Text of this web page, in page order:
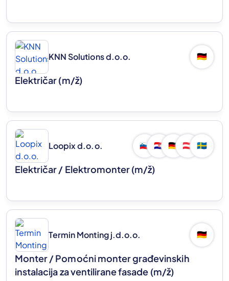
KNN Solutions d.o.o. 🇩🇪
Električar(m/ž)
Loopix d.o.o. 🇸🇮 🇭🇷 🇩🇪 🇦🇹 🇸🇪
Električar / Elektromonter(m/ž)
Termin Monting j.d.o.o. 🇩🇪
Monter / Pomoćni monter građevinskih
instalacija za ventilirane fasade (m/ž)